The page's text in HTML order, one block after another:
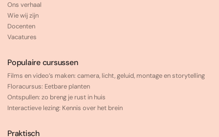
Ons verhaal
Wie wij zijn
Docenten
Vacatures
Populaire cursussen
Films en video’s maken: camera, licht, geluid, montage en storytelling
Floracursus: Eetbare planten
Ontspullen: zo breng je rust in huis
Interactieve lezing: Kennis over het brein
Praktisch